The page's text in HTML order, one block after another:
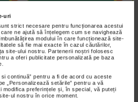
uri
strict necesare pentru funcționarea acestui
ne ajută să înțelegem cum se navighează
modului în care funcționează site-
să fie mai exacte în cazul căutărilor,
site-ului nostru. Partenerii noștri folosesc
a oferi publicitate personalizată pe baza
continuă” pentru a fi de acord cu aceste
„Personalizează setările” pentru a vă
modifica preferințele și, în special, vă puteți
ul nostru în orice moment.
silicon -35%